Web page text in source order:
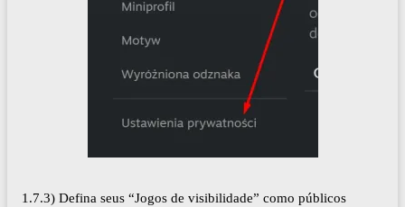
1.7.3) Defina seus “Jogos de visibilidade” como públicos